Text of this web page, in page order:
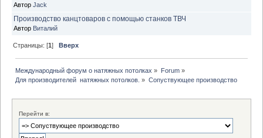
Автор Jack
Производство канцтоваров с помощью станков ТВЧ
Автор Виталий
Страницы: [1] Вверх
Международный форум о натяжных потолках » Forum»
Для производителей  натяжных потолков. » Сопуствующее производство
Перейти в: